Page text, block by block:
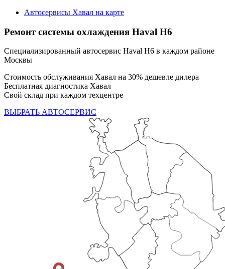
Автосервисы Хавал на карте
Ремонт системы охлаждения Haval H6
Специализированный автосервис Haval H6 в каждом районе
Москвы
Стоимость обслуживания Хавал на 30% дешевле дилера
Бесплатная диагностика Хавал
Свой склад при каждом техцентре
ВЫБРАТЬ АВТОСЕРВИС